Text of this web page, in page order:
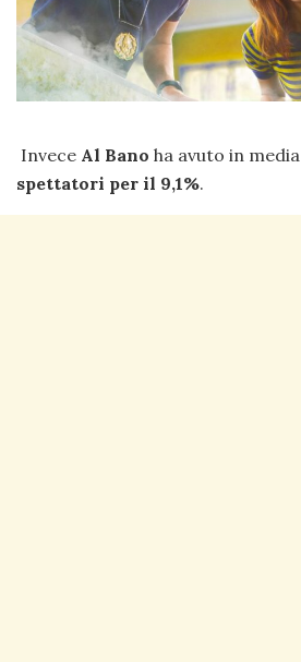
Invece Al Bano ha avuto in media
spettatori per il 9,1%.